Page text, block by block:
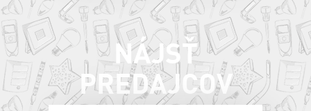
NÁJSŤ
PREDAJCOV